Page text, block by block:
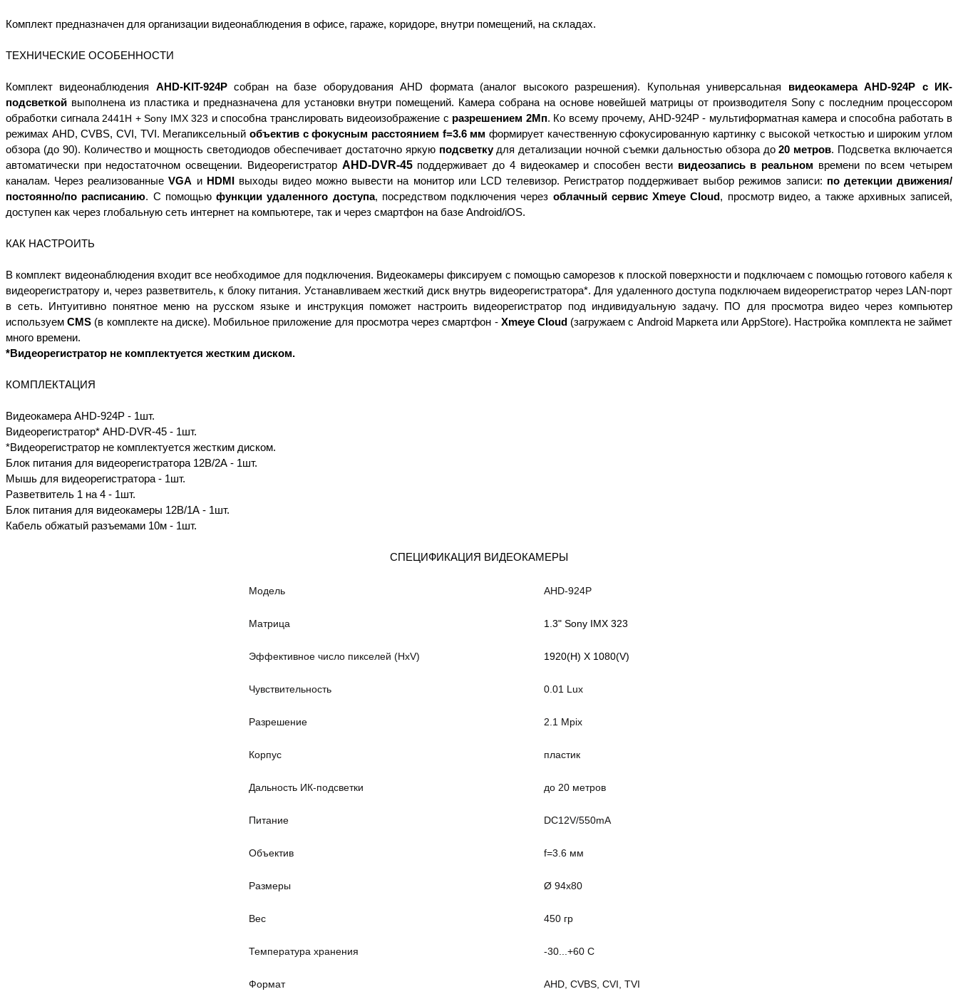
Комплект предназначен для организации видеонаблюдения в офисе, гараже, коридоре, внутри помещений, на складах.
ТЕХНИЧЕСКИЕ ОСОБЕННОСТИ
Комплект видеонаблюдения AHD-KIT-924Рсобран на базе оборудования AHD формата (аналог высокого разрешения). Купольная универсальная видеокамера AHD-924P с ИК-
подсветкой выполнена из пластика и предназначена для установки внутри помещений. Камера собрана на основе новейшей матрицы от производителя Sony с последним процессором
обработки сигнала2441H + Sony IMX 323 и способна транслировать видеоизображение с разрешением 2Мп. Ко всему прочему, AHD-924Р - мультиформатная камера и способна работать в
режимах AHD, CVBS, CVI, TVI. Мегапиксельный объектив с фокусным расстоянием f=3.6 мм формирует качественную сфокусированную картинку с высокой четкостью и широким углом
обзора (до 90). Количество и мощность светодиодов обеспечивает достаточно яркую подсветкудля детализации ночной съемки дальностью обзора до20 метров. Подсветка включается
автоматически при недостаточном освещении. Видеорегистратор AHD-DVR-45поддерживает до 4 видеокамер и способен вести видеозапись в реальном времени по всем четырем
каналам. Через реализованныеVGA и HDMI выходы видео можно вывести на монитор или LCD телевизор. Регистратор поддерживает выбор режимов записи: по детекции движения/
постоянно/по расписанию. С помощьюфункции удаленного доступа, посредством подключения через облачный сервис Xmeye Cloud, просмотр видео, а также архивных записей,
доступен как через глобальную сеть интернет на компьютере, так и через смартфон на базе Android/iOS.
КАК НАСТРОИТЬ
В комплект видеонаблюдения входит все необходимое для подключения. Видеокамеры фиксируем с помощью саморезов к плоской поверхности и подключаем с помощью готового кабеля к
видеорегистратору и, через разветвитель, к блоку питания. Устанавливаем жесткий диск внутрь видеорегистратора*. Для удаленного доступа подключаем видеорегистратор через LAN-порт
в сеть. Интуитивно понятное меню на русском языке и инструкция поможет настроить видеорегистратор под индивидуальную задачу. ПО для просмотра видео через компьютер
используем CMS (в комплекте на диске). Мобильное приложение для просмотра через смартфон - Xmeye Cloud (загружаем с Android Маркета или AppStore). Настройка комплекта не займет
много времени.
*Видеорегистратор не комплектуется жестким диском.
КОМПЛЕКТАЦИЯ
Видеокамера AHD-924Р - 1шт.
Видеорегистратор* AHD-DVR-45 - 1шт.
*Видеорегистратор не комплектуется жестким диском.
Блок питания для видеорегистратора 12В/2А - 1шт.
Мышь для видеорегистратора - 1шт.
Разветвитель 1 на 4 - 1шт.
Блок питания для видеокамеры 12В/1А - 1шт.
Кабель обжатый разъемами 10м - 1шт.
СПЕЦИФИКАЦИЯ ВИДЕОКАМЕРЫ
Модель AHD-924Р
Матрица 1.3" Sony IMX 323
Эффективное число пикселей (HxV) 1920(H) X 1080(V)
Чувствительность 0.01 Lux
Разрешение 2.1 Mpix
Корпус пластик
Дальность ИК-подсветки до 20 метров
Питание DC12V/550mA
Объектив f=3.6 мм
Размеры Ø 94x80
Вес 450 гр
Температура хранения -30...+60 С
Формат AHD, CVBS, CVI, TVI